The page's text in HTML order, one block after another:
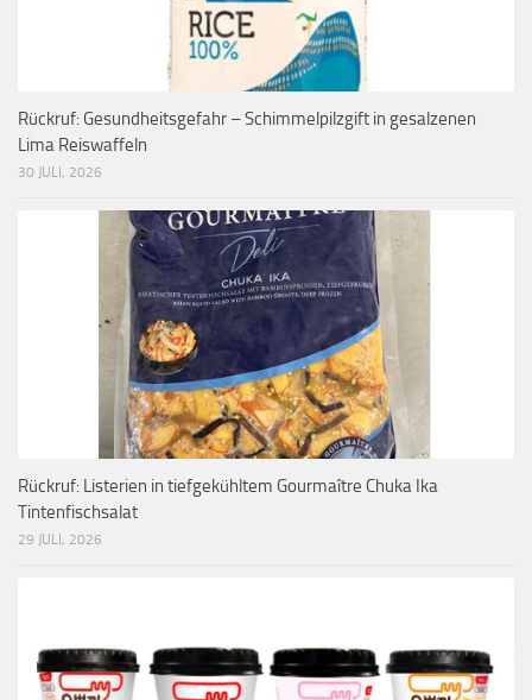
Rückruf: Gesundheitsgefahr – Schimmelpilzgift in gesalzenen
Lima Reiswaffeln
30 JULI, 2026
Rückruf: Listerien in tiefgekühltem Gourmaître Chuka Ika
Tintenfischsalat
29 JULI, 2026